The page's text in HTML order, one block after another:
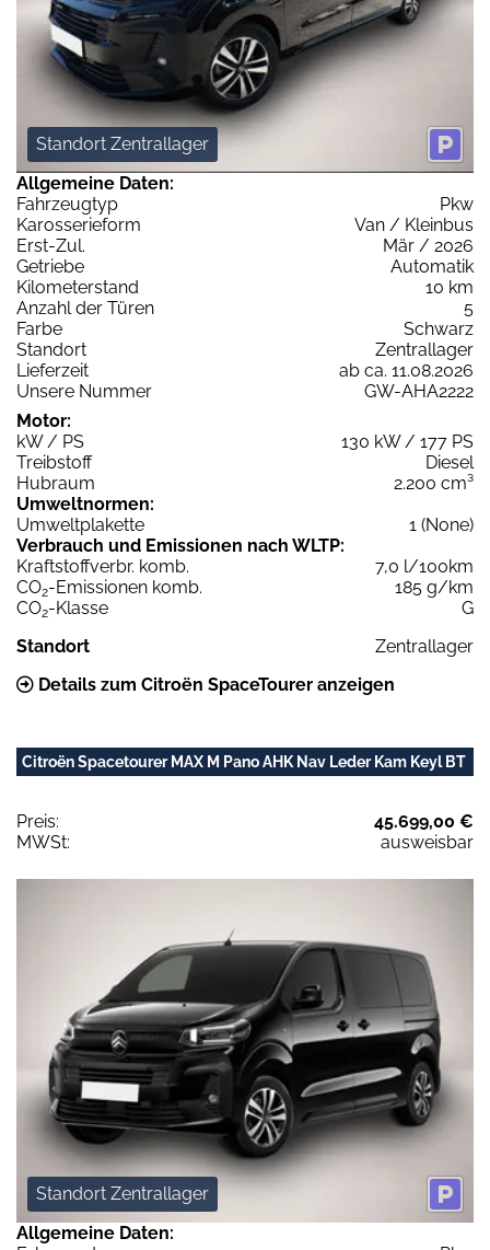
Standort Zentrallager
Allgemeine Daten:
Fahrzeugtyp
Pkw
Karosserieform
Van / Kleinbus
Erst-Zul.
Mär / 2026
Getriebe
Automatik
Kilometerstand
10 km
Anzahl der Türen
5
Farbe
Schwarz
Standort
Zentrallager
Lieferzeit
ab ca. 11.08.2026
Unsere Nummer
GW-AHA2222
Motor:
kW / PS
130 kW / 177 PS
Treibstoff
Diesel
Hubraum
2.200 cm³
Umweltnormen:
Umweltplakette
1 (None)
Verbrauch und Emissionen nach WLTP:
Kraftstoffverbr. komb.
7,0 l/100km
CO2-Emissionen komb.
185 g/km
CO2-Klasse
G
Standort
Zentrallager
Details zum Citroën SpaceTourer anzeigen
Citroën Spacetourer MAX M Pano AHK Nav Leder Kam Keyl BT
Preis:
45.699,00 €
MWSt:
ausweisbar
Standort Zentrallager
Allgemeine Daten: